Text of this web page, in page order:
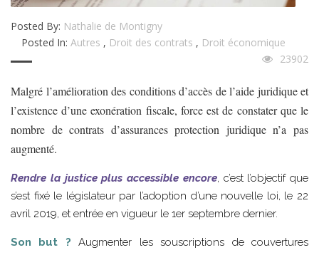
Posted By: Nathalie de Montigny
Posted In: Autres , Droit des contrats , Droit économique
23902
Malgré l’amélioration des conditions d’accès de l’aide juridique et
l’existence d’une exonération fiscale, force est de constater que le
nombre de contrats d’assurances protection juridique n’a pas
augmenté.
Rendre la justice plus accessible encore, c’est l’objectif que
s’est fixé le législateur par l’adoption d’une nouvelle loi, le 22
avril 2019, et entrée en vigueur le 1er septembre dernier.
Son but ? Augmenter les souscriptions de couvertures